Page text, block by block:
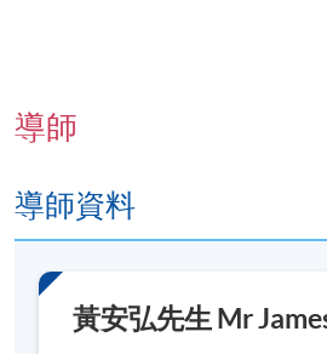
本課程不設課業及評核，同
能要求更高）可於課程結束
導師
導師資料
黃安弘先生 Mr